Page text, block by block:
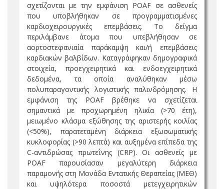
σχετίζονται με την εμφάνιση POAF σε ασθενείς
που υποβλήθηκαν σε προγραμματισμένες
καρδιοχειρουργικές επεμβάσεις. Το δείγμα
περιλάμβανε άτομα που υπεβλήθησαν σε
αορτοστεφανιαία παράκαμψη και/ή επεμβάσεις
καρδιακών βαλβίδων. Καταγράφηκαν δημογραφικά
στοιχεία, προεγχειρητικά και ενδοεγχειρητικά
δεδομένα, τα οποία αναλύθηκαν μέσω
πολυπαραγοντικής λογιστικής παλινδρόμησης. Η
εμφάνιση της POAF βρέθηκε να σχετίζεται
σημαντικά με προχωρημένη ηλικία (>70 έτη),
μειωμένο κλάσμα εξώθησης της αριστερής κοιλίας
(<50%), παρατεταμένη διάρκεια εξωσωματικής
κυκλοφορίας (>90 λεπτά) και αυξημένα επίπεδα της
C-αντιδρώσας πρωτεΐνης (CRP). Οι ασθενείς με
POAF παρουσίασαν μεγαλύτερη διάρκεια
παραμονής στη Μονάδα Εντατικής Θεραπείας (ΜΕΘ)
και υψηλότερα ποσοστά μετεγχειρητικών